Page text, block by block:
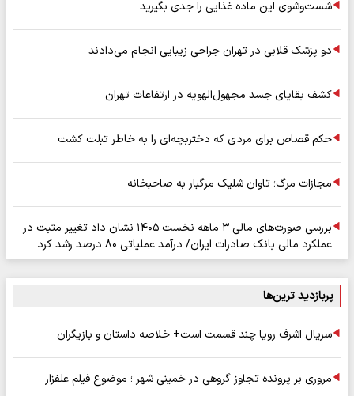
شست‌وشوی این ماده غذایی را جدی بگیرید
دو پزشک قلابی در تهران جراحی زیبایی انجام می‌دادند
کشف بقایای جسد مجهول‌الهویه در ارتفاعات تهران
حکم قصاص برای مردی که دختربچه‌ای را به خاطر تبلت کشت
مجازات مرگ؛ تاوان شلیک مرگبار به صاحبخانه
بررسی صورت‌های مالی ۳ ماهه نخست ۱۴۰۵ نشان داد تغییر مثبت در
عملکرد مالی بانک صادرات ایران/ درآمد عملیاتی ۸۰ درصد رشد کرد
پربازدید ترین‌ها
سریال اشرف رویا چند قسمت است+ خلاصه داستان و بازیگران
مروری بر پرونده تجاوز گروهی در خمینی شهر ؛ موضوع فیلم علفزار